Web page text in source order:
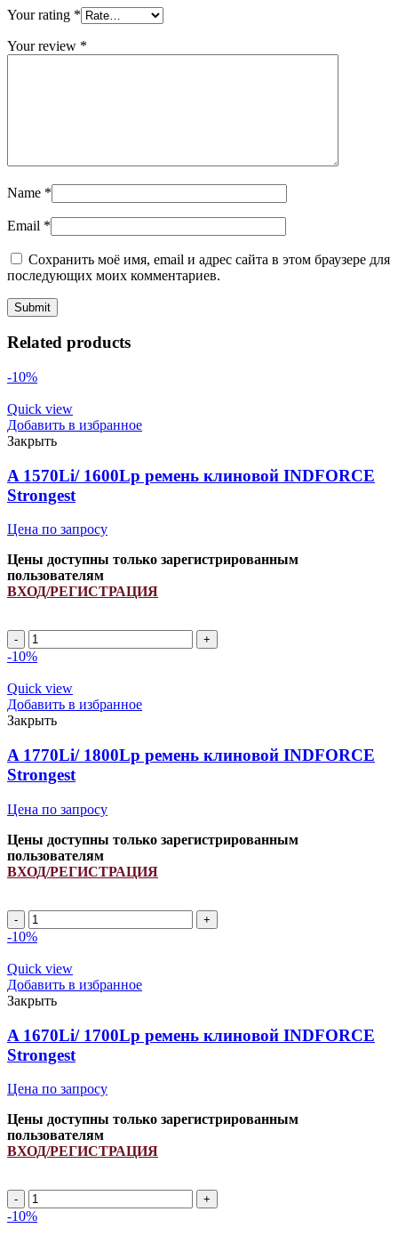
Your rating *
Your review *
Name *
Email *
Сохранить моё имя, email и адрес сайта в этом браузере для
последующих моих комментариев.
Related products
-10%
Quick view
Добавить в избранное
Закрыть
A 1570Li/ 1600Lp ремень клиновой INDFORCE
Strongest
Цена по запросу
Цены доступны только зарегистрированным
пользователям
ВХОД/РЕГИСТРАЦИЯ
A
1570Li/
ремень
клиновой
INDFORCE
Strongest
quantity
-10%
Quick view
Добавить в избранное
Закрыть
A 1770Li/ 1800Lp ремень клиновой INDFORCE
Strongest
Цена по запросу
Цены доступны только зарегистрированным
пользователям
ВХОД/РЕГИСТРАЦИЯ
A
1770Li/
ремень
клиновой
INDFORCE
Strongest
quantity
-10%
Quick view
Добавить в избранное
Закрыть
A 1670Li/ 1700Lp ремень клиновой INDFORCE
Strongest
Цена по запросу
Цены доступны только зарегистрированным
пользователям
ВХОД/РЕГИСТРАЦИЯ
A
1670Li/
-10%